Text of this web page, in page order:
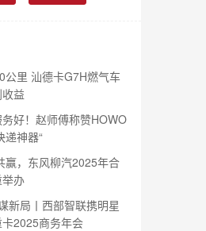
公里 汕德卡G7H燃气车
益
好！赵师傅称赞HOWO
递神器“
赢，东风柳汽2025年合
办
新局丨西部智联携明星
2025商务年会